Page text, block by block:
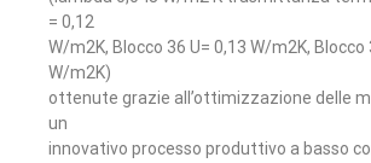
= 0,12
W/m2K, Blocco 36 U= 0,13 W/m2K, Blocco
W/m2K)
ottenute grazie all’ottimizzazione delle
un
innovativo processo produttivo a basso